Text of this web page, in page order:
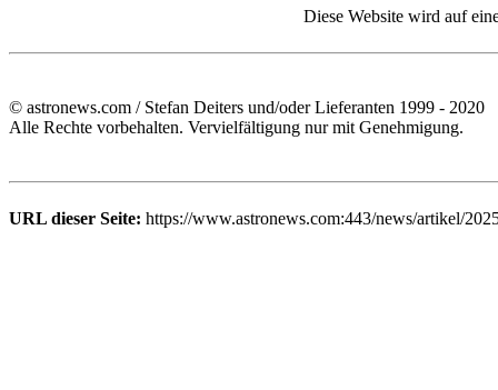
Diese Website wird auf
© astronews.com / Stefan Deiters und/oder Lieferanten 1999 - 2020
Alle Rechte vorbehalten. Vervielfältigung nur mit Genehmigung.
URL dieser Seite: https://www.astronews.com:443/news/artikel/